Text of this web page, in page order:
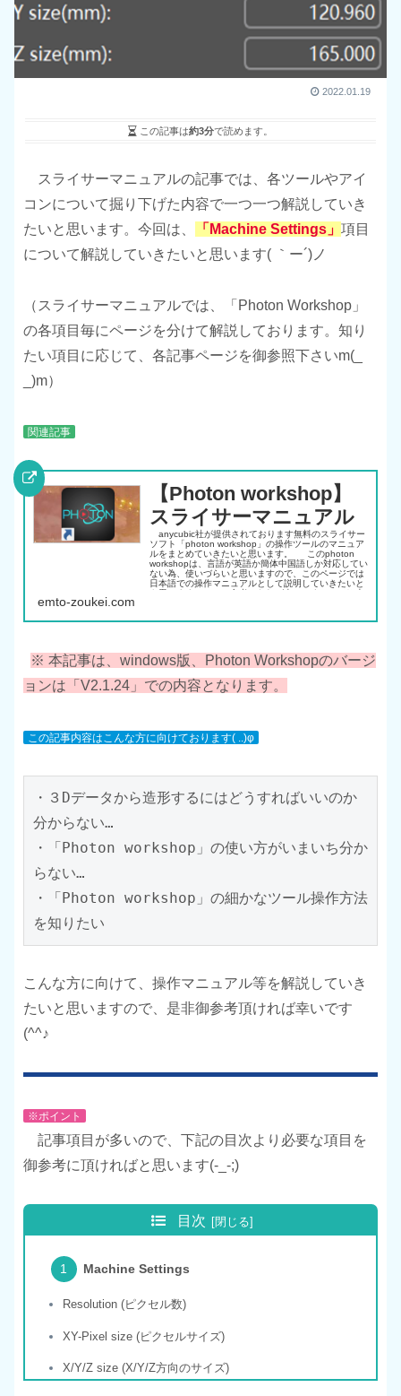
2022.01.19
この記事は約3分で読めます。
スライサーマニュアルの記事では、各ツールやアイ
コンについて掘り下げた内容で一つ一つ解説していき
たいと思います。今回は、
「 Machine Settings 」 項目
について解説していきたいと思います( ｀ー´)ノ
（スライサーマニュアルでは、「Photon Workshop」
の各項目毎にページを分けて解説しております。知り
たい項目に応じて、各記事ページを御参照下さいm(_
_)m）
関連記事
【Photon workshop】
スライサーマニュアル
anycubic社が提供されております無料のスライサー
ソフト「photon workshop」の操作ツールのマニュア
ルをまとめていきたいと思います。 このphoton
workshopは、言語が英語か簡体中国語しか対応してい
ない為、使いづらいと思いますので、このページでは
日本語での操作マニュアルとして説明していきたいと
も思いますので、ご参考になれば幸いです(^^♪ ※ 本
emto-zoukei.com
※ 本記事は、windows版、 Photon Workshopのバージ
ョンは「V2.1.24」での内容となります。
この記事内容はこんな方に向けております( ..)φ
・３Dデータから造形するにはどうすればいいのか
分からない…
・「Photon workshop」の使い方がいまいち分か
らない…
・「Photon workshop」の細かなツール操作方法
を知りたい
こんな方に向けて、操作マニュアル等を解説していき
たいと思いますので、是非御参考頂ければ幸いです
(^^♪
※ポイント
記事項目が多いので、下記の目次より必要な項目を
御参考に頂ければと思います(-_-;)
目次
Machine Settings
Resolution (ピクセル数)
XY-Pixel size (ピクセルサイズ)
X/Y/Z size (X/Y/Z方向のサイズ)